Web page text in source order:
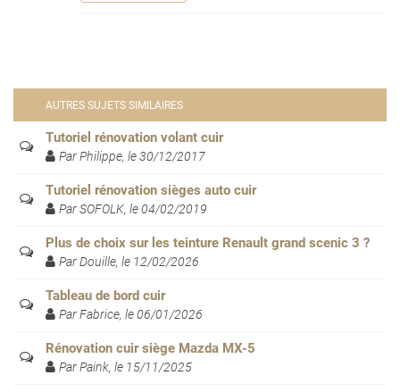
AUTRES SUJETS SIMILAIRES
Tutoriel rénovation volant cuir
Par Philippe, le 30/12/2017
Tutoriel rénovation sièges auto cuir
Par SOFOLK, le 04/02/2019
Plus de choix sur les teinture Renault grand scenic 3 ?
Par Douille, le 12/02/2026
Tableau de bord cuir
Par Fabrice, le 06/01/2026
Rénovation cuir siège Mazda MX-5
Par Paink, le 15/11/2025